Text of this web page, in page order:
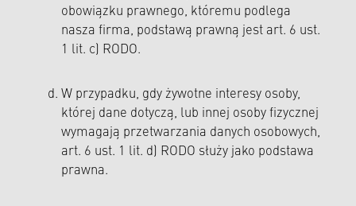
obowiązku prawnego, któremu podlega
nasza firma, podstawą prawną jest art. 6 ust.
1 lit. c) RODO.
W przypadku, gdy żywotne interesy osoby,
której dane dotyczą, lub innej osoby fizycznej
wymagają przetwarzania danych osobowych,
art. 6 ust. 1 lit. d) RODO służy jako podstawa
prawna.